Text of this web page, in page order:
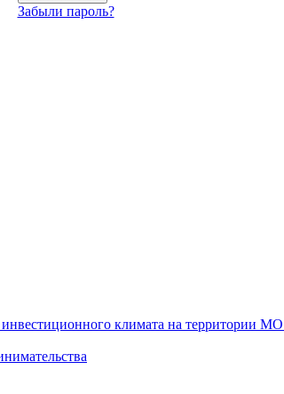
Забыли пароль?
климата на территории